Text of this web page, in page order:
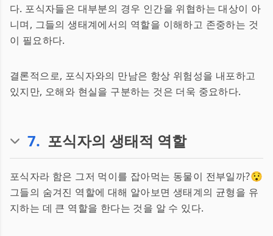
다. 포식자들은 대부분의 경우 인간을 위협하는 대상이 아
니며, 그들의 생태계에서의 역할을 이해하고 존중하는 것
이 필요하다.
결론적으로, 포식자와의 만남은 항상 위험성을 내포하고
있지만, 오해와 현실을 구분하는 것은 더욱 중요하다.
7. 포식자의 생태적 역할
포식자라 함은 그저 먹이를 잡아먹는 동물이 전부일까?😯
그들의 숨겨진 역할에 대해 알아보면 생태계의 균형을 유
지하는 데 큰 역할을 한다는 것을 알 수 있다.